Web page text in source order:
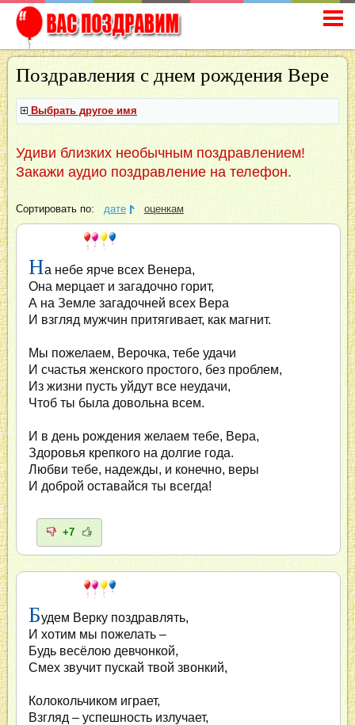
Поздравления с днем рождения Вере
Выбрать другое имя
Удиви близких необычным поздравлением!
Закажи аудио поздравление на телефон.
Сортировать по: дате оценкам
На небе ярче всех Венера,
Она мерцает и загадочно горит,
А на Земле загадочней всех Вера
И взгляд мужчин притягивает, как магнит.
Мы пожелаем, Верочка, тебе удачи
И счастья женского простого, без проблем,
Из жизни пусть уйдут все неудачи,
Чтоб ты была довольна всем.
И в день рождения желаем тебе, Вера,
Здоровья крепкого на долгие года.
Любви тебе, надежды, и конечно, веры
И доброй оставайся ты всегда!
+7
Будем Верку поздравлять,
И хотим мы пожелать –
Будь весёлою девчонкой,
Смех звучит пускай твой звонкий,
Колокольчиком играет,
Взгляд – успешность излучает,